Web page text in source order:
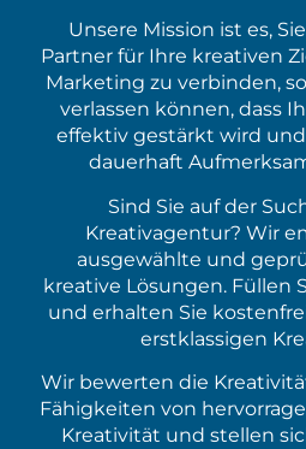
Unsere Mission ist es,
Partner für Ihre kreativen
Marketing zu verbinden,
verlassen können, dass
effektiv gestärkt wird
dauerhaft
Sind Sie auf der
Kreativagentur? Wir
ausgewählte und
kreative Lösungen. Füllen
und erhalten Sie
erstklassigen
Wir bewerten die
Fähigkeiten von
Kreativität und stellen